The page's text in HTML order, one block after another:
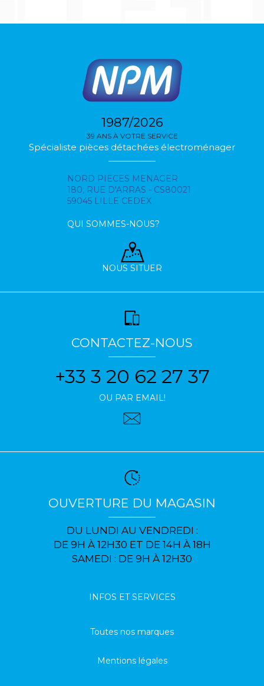
1987/2026
39 ANS À VOTRE SERVICE
Spécialiste pièces détachées électroménager
NORD PIECES MENAGER
180, RUE D'ARRAS - CS80021
59045 LILLE CEDEX
QUI SOMMES-NOUS?
NOUS SITUER
CONTACTEZ-NOUS
+33 3 20 62 27 37
OU PAR EMAIL!
OUVERTURE DU MAGASIN
DU LUNDI AU VENDREDI :
DE 9H À 12H30 ET DE 14H À 18H
SAMEDI : DE 9H À 12H30
INFOS ET SERVICES
Toutes nos marques
Mentions légales